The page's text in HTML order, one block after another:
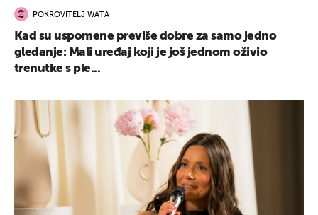
POKROVITELJ WATA
Kad su uspomene previše dobre za samo jedno
gledanje: Mali uređaj koji je još jednom oživio
trenutke s ple...